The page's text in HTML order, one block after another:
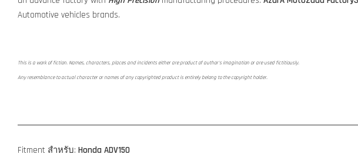
Automotive vehicles brands.
This is a work of fiction. Names, characters, places and incidents either are product of author's imagination or are used fictitiously.
Any resemblance to actual character or names of any copyrighted product is entirely belong to the copyright holder.
Fitment สำหรับ: Honda ADV150